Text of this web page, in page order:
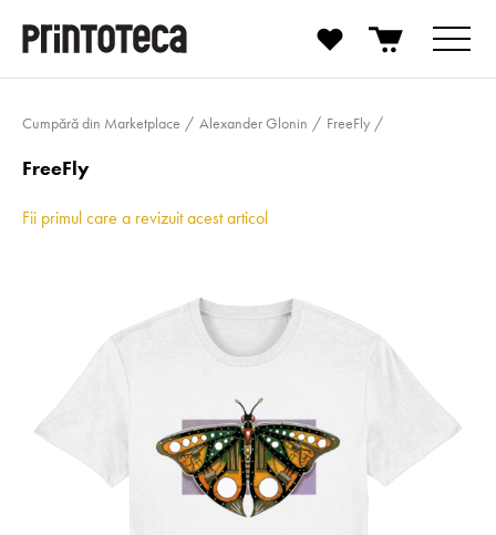
Cumpără din Marketplace Alexander Glonin FreeFly
FreeFly
Fii primul care a revizuit acest articol